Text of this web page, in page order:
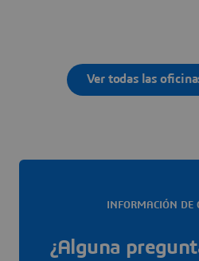
Ver todas las
INFORMACIÓN DE
¿Alguna